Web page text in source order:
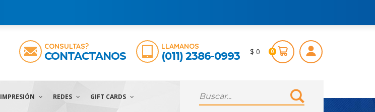
$ 0 0
CONSULTAS?
CONTACTANOS
LLAMANOS
(011) 2386-0993
IMPRESIÓN REDES GIFT CARDS